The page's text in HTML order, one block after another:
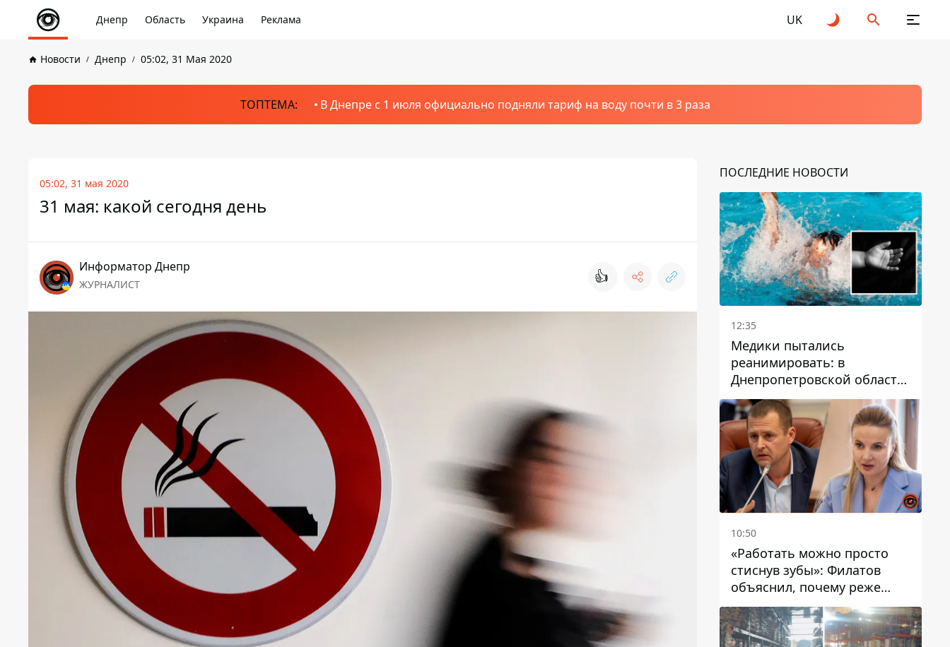
Днепр Область Украина Реклама UK
Новости Днепр 05:02, 31 Мая 2020
ТОПТЕМА: В Днепре с 1 июля официально подняли тариф на воду почти в 3 раза
05:02, 31 мая 2020
31 мая: какой сегодня день
Информатор Днепр
ЖУРНАЛИСТ 👍
ПОСЛЕДНИЕ НОВОСТИ
12:35
Медики пытались
реанимировать: в
Днепропетровской области
двухлетний мальчик утонул
в бассейне
10:50
«Работать можно просто
стиснув зубы»: Филатов
объяснил, почему реже
пишет в соцсетях и
раскритиковал медийность
чиновников